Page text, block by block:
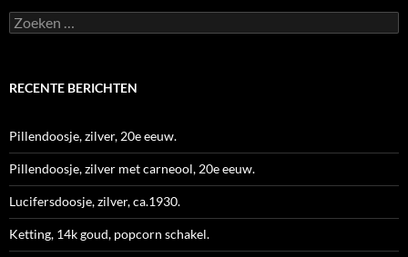
Zoeken
naar:
RECENTE BERICHTEN
Pillendoosje, zilver, 20e eeuw.
Pillendoosje, zilver met carneool, 20e eeuw.
Lucifersdoosje, zilver, ca.1930.
Ketting, 14k goud, popcorn schakel.